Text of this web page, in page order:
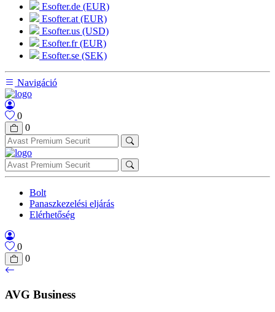
Esofter.de (EUR)
Esofter.at (EUR)
Esofter.us (USD)
Esofter.fr (EUR)
Esofter.se (SEK)
Navigáció
0
0
Bolt
Panaszkezelési eljárás
Elérhetőség
0
0
AVG Business